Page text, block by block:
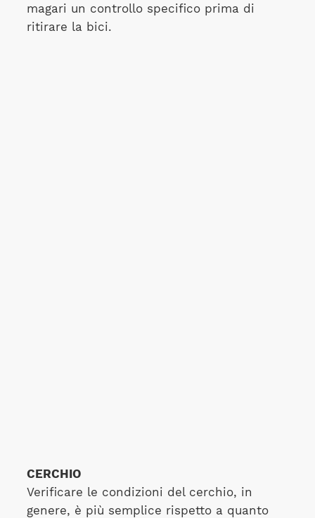
magari un controllo specifico prima di
ritirare la bici.
CERCHIO
Verificare le condizioni del cerchio, in
genere, è più semplice rispetto a quanto